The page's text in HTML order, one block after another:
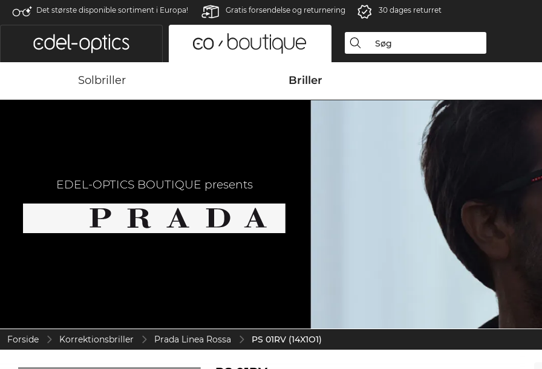
Det største disponible sortiment i Europa! Gratis forsendelse og returnering 30 dages returret
Solbriller Briller
EDEL-OPTICS BOUTIQUE presents
Forside Korrektionsbriller Prada Linea Rossa PS 01RV (14X1O1)